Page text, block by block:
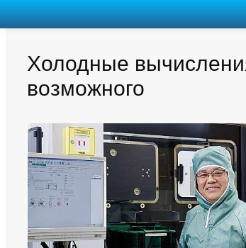
Холодные
возможного